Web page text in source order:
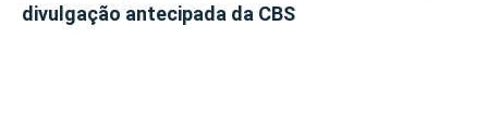
divulgação antecipada da CBS